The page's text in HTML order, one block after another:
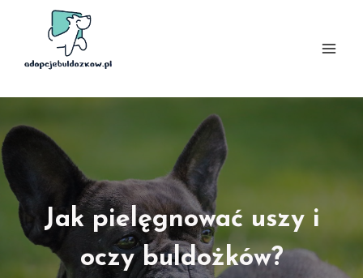
Jak pielęgnować uszy i
oczy buldożków?